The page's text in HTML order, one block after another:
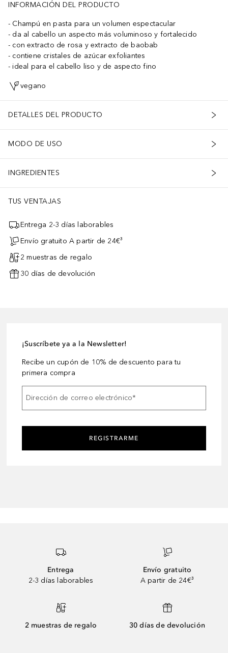
INFORMACIÓN DEL PRODUCTO
Champú en pasta para un volumen espectacular
da al cabello un aspecto más voluminoso y fortalecido
con extracto de rosa y extracto de baobab
contiene cristales de azúcar exfoliantes
ideal para el cabello liso y de aspecto fino
vegano
DETALLES DEL PRODUCTO
MODO DE USO
INGREDIENTES
TUS VENTAJAS
Entrega 2-3 días laborables
Envío gratuito A partir de 24€³
2 muestras de regalo
30 días de devolución
¡Suscríbete ya a la Newsletter!
Recibe un cupón de 10% de descuento para tu
primera compra
Dirección de correo electrónico*
REGISTRARME
Entrega
2-3 días laborables
Envío gratuito
A partir de 24€³
2 muestras de regalo 30 días de devolución